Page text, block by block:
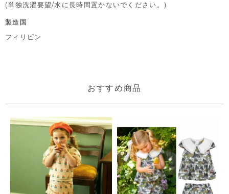
(単独洗濯要望/水に長時間置かないでください。)
製造国
フィリピン
おすすめ商品